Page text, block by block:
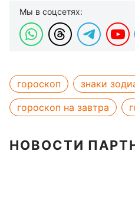
Мы в соцсетях:
гороскоп знаки
гороскоп на завтра
НОВОСТИ